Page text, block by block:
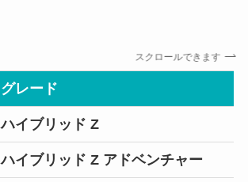
スクロールできます
グレード
ハイブリッド Z
ハイブリッド Z アドベンチャー